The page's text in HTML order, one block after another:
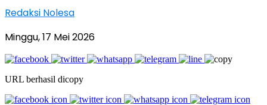
Redaksi Nolesa
Minggu, 17 Mei 2026
URL berhasil dicopy